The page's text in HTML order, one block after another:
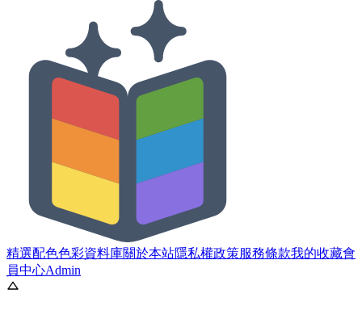
精選配色色彩資料庫關於本站隱私權政策服務條款我的收藏會
員中心Admin